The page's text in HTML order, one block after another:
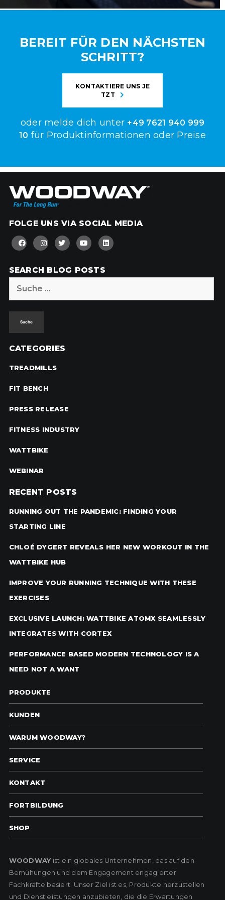
BEREIT FÜR DEN NÄCHSTEN
SCHRITT?
KONTAKTIERE UNS JE
TZT
oder melde dich unter +49 7621 940 999
10 für Produktinformationen oder Preise
FOLGE UNS VIA SOCIAL MEDIA
SEARCH BLOG POSTS
CATEGORIES
TREADMILLS
FIT BENCH
PRESS RELEASE
FITNESS INDUSTRY
WATTBIKE
WEBINAR
RECENT POSTS
RUNNING OUT THE PANDEMIC: FINDING YOUR
STARTING LINE
CHLOÉ DYGERT REVEALS HER NEW WORKOUT IN THE
WATTBIKE HUB
IMPROVE YOUR RUNNING TECHNIQUE WITH THESE
EXERCISES
EXCLUSIVE LAUNCH: WATTBIKE ATOMX SEAMLESSLY
INTEGRATES WITH CORTEX
PERFORMANCE BASED MODERN TECHNOLOGY IS A
NEED NOT A WANT
PRODUKTE
KUNDEN
WARUM WOODWAY?
SERVICE
KONTAKT
FORTBILDUNG
SHOP
WOODWAYist ein globales Unternehmen, das auf den
Bemühungen und dem Engagement engagierter
Fachkräfte basiert. Unser Ziel ist es, Produkte herzustellen
und Dienstleistungen anzubieten, die die Erwartungen